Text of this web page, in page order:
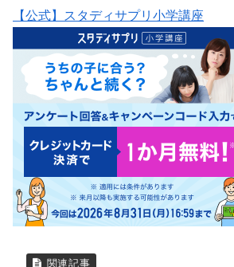
【公式】スタディサプリ小学講座